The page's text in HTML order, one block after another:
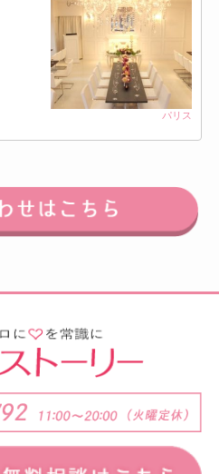
パリス